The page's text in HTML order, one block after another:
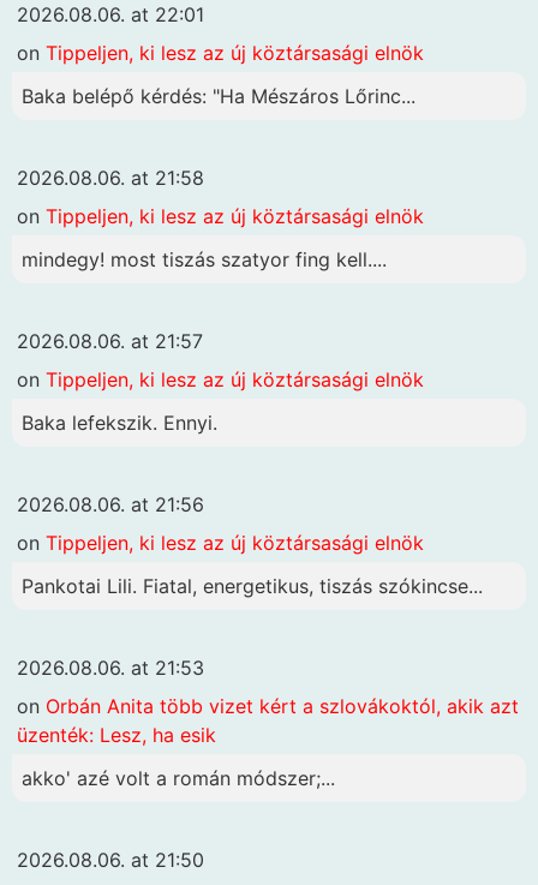
2026.08.06. at 22:01
on Tippeljen, ki lesz az új köztársasági elnök
Baka belépő kérdés: "Ha Mészáros Lőrinc...
2026.08.06. at 21:58
on Tippeljen, ki lesz az új köztársasági elnök
mindegy! most tiszás szatyor fing kell....
2026.08.06. at 21:57
on Tippeljen, ki lesz az új köztársasági elnök
Baka lefekszik. Ennyi.
2026.08.06. at 21:56
on Tippeljen, ki lesz az új köztársasági elnök
Pankotai Lili. Fiatal, energetikus, tiszás szókincse...
2026.08.06. at 21:53
on Orbán Anita több vizet kért a szlovákoktól, akik azt
üzenték: Lesz, ha esik
akko' azé volt a román módszer;...
2026.08.06. at 21:50